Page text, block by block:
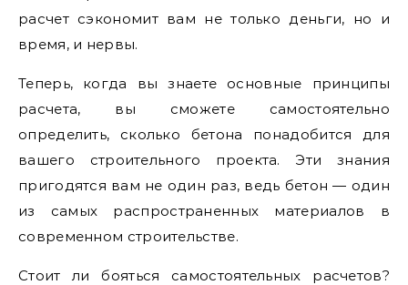
расчет сэкономит вам не только деньги, но и
время, и нервы.
Теперь, когда вы знаете основные принципы
расчета, вы сможете самостоятельно
определить, сколько бетона понадобится для
вашего строительного проекта. Эти знания
пригодятся вам не один раз, ведь бетон — один
из самых распространенных материалов в
современном строительстве.
Стоит ли бояться самостоятельных расчетов?